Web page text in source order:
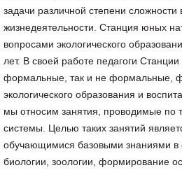
задачи различной степени
жизнедеятельности. Станция юных
вопросами экологического
лет. В своей работе педагоги
формальные, так и не формальные,
экологического образования и
мы относим занятия, проводимые по
системы. Целью таких занятий
обучающимися базовыми знаниями в
биологии, зоологии, формирование